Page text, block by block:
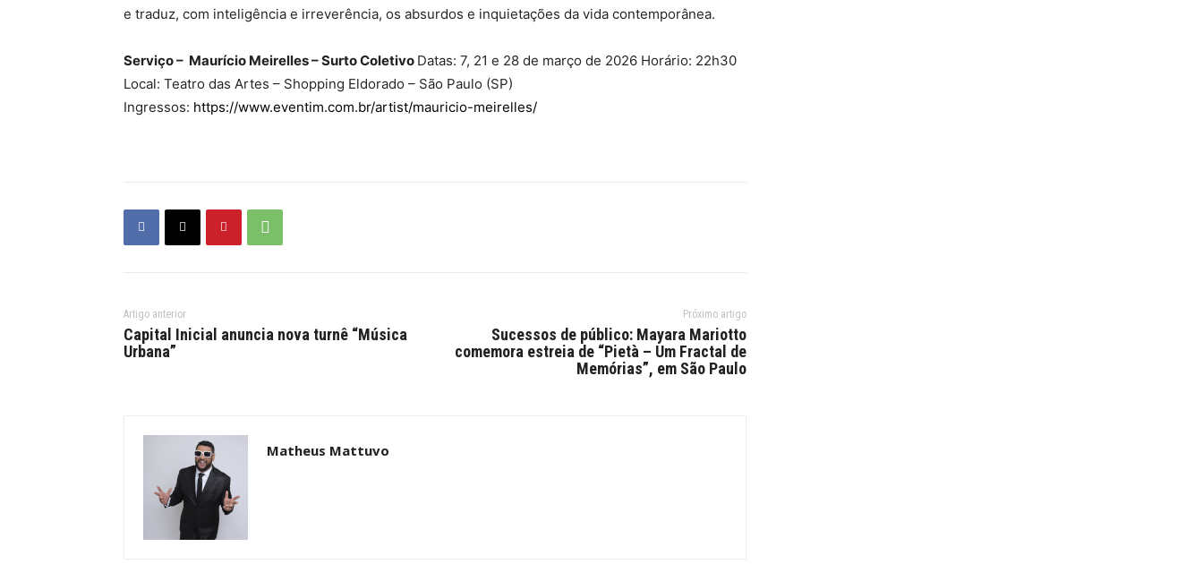
e traduz, com inteligência e irreverência, os absurdos e inquietações da vida contemporânea.
Serviço – Maurício Meirelles – Surto Coletivo Datas: 7, 21 e 28 de março de 2026 Horário: 22h30
Local: Teatro das Artes – Shopping Eldorado – São Paulo (SP)
Ingressos: https://www.eventim.com.br/artist/mauricio-meirelles/
Artigo anterior
Capital Inicial anuncia nova turnê “Música
Urbana”
Próximo artigo
Sucessos de público: Mayara Mariotto
comemora estreia de “Pietà – Um Fractal de
Memórias”, em São Paulo
Matheus Mattuvo